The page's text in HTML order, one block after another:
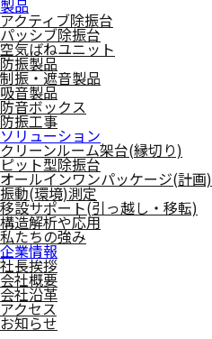
製品
アクティブ除振台
パッシブ除振台
空気ばねユニット
防振製品
制振・遮音製品
吸音製品
防音ボックス
防振工事
ソリューション
クリーンルーム架台(縁切り)
ピット型除振台
オールインワンパッケージ(計画)
振動(環境)測定
移設サポート(引っ越し・移転)
構造解析や応用
私たちの強み
企業情報
社長挨拶
会社概要
会社沿革
アクセス
お知らせ